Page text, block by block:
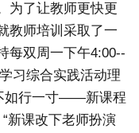
为了让教师更快更
教师培训采取了一
每双周一下午4:00--
习综合实践活动理
如行一寸——新课程
“新课改下老师扮演